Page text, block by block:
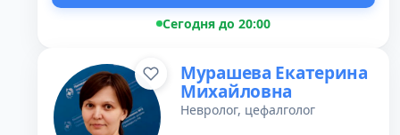
Сегодня до 20:00
Мурашева Екатерина
Михайловна
Невролог, цефалголог